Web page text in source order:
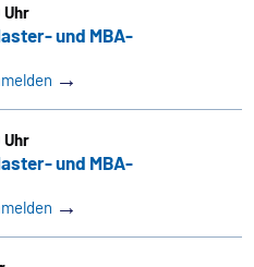
Uhr
und MBA-
→
Uhr
und MBA-
→